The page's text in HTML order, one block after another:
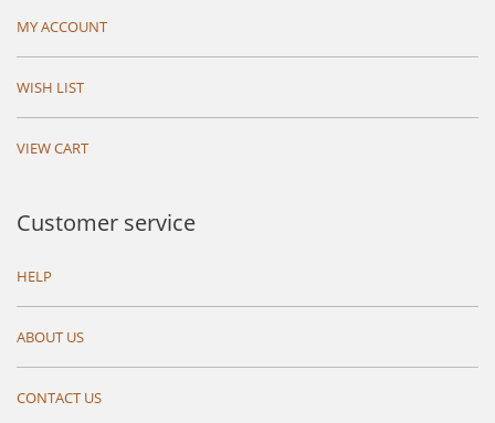
MY ACCOUNT
WISH LIST
VIEW CART
Customer service
HELP
ABOUT US
CONTACT US